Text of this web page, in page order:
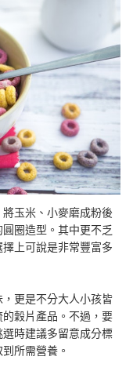
玉米、小麥磨成粉後
圈造型。其中更不乏
上可說是非常豐富多
更是不分大人小孩皆
穀片產品。不過，要
時建議多留意成分標
所需營養。